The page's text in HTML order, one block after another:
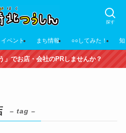
探す
イベント まち情報 ○○してみた！
」でお店・会社のPRしませんか？
– tag –